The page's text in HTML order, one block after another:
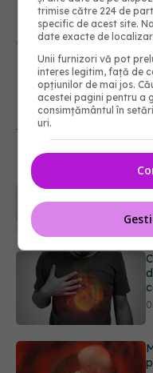
Urmărește-ne și
abonează‑te!
NOUTĂȚI
trimise către 224 de
specific de acest site.
date exacte de
Unii furnizori vă pot
interes legitim, față de
opțiunilor de mai jos.
acestei pagini pentru a
consimțământul în
uri.